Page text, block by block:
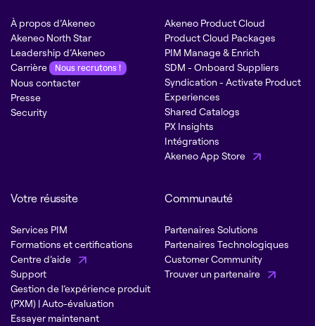
À propos d’Akeneo
Akeneo North Star
Leadership d’Akeneo
Carrière
Nous recrutons !
Nous contacter
Presse
Security
Akeneo Product Cloud
Product Cloud Packages
PIM Manage & Enrich
SDM - Onboard Suppliers
Syndication - Activate Product
Experiences
Shared Catalogs
PX Insights
Intégrations
Akeneo App Store
Votre réussite
Services PIM
Formations et certifications
Centre d’aide
Support
Gestion de l’expérience produit
(PXM) | Auto-évaluation
Essayer maintenant
Communauté
Partenaires Solutions
Partenaires Technologiques
Customer Community
Trouver un partenaire